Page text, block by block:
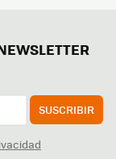
SUSCRIBIR